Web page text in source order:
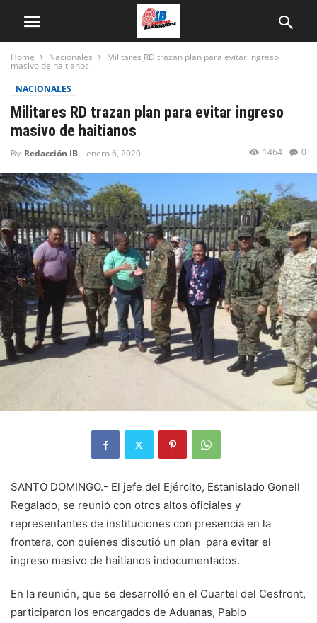
Home Nacionales Militares RD trazan plan para evitar ingreso
masivo de haitianos
NACIONALES
Militares RD trazan plan para evitar ingreso
masivo de haitianos
By Redacción IB- enero 6, 2020 0
1464
SANTO DOMINGO.- El jefe del Ejército, Estanislado Gonell
Regalado, se reunió con otros altos oficiales y
representantes de instituciones con presencia en la
frontera, con quienes discutió un plan para evitar el
ingreso masivo de haitianos indocumentados.
En la reunión, que se desarrolló en el Cuartel del Cesfront,
participaron los encargados de Aduanas, Pablo